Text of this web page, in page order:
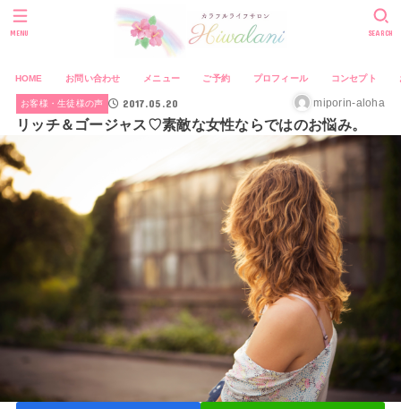
HOME お問い合わせ メニュー ご予約 プロフィール コンセプト
SEARCH
MENU
お客様・生徒様の声 2017.05.20 miporin-aloha
リッチ＆ゴージャス♡素敵な女性ならではのお悩み。